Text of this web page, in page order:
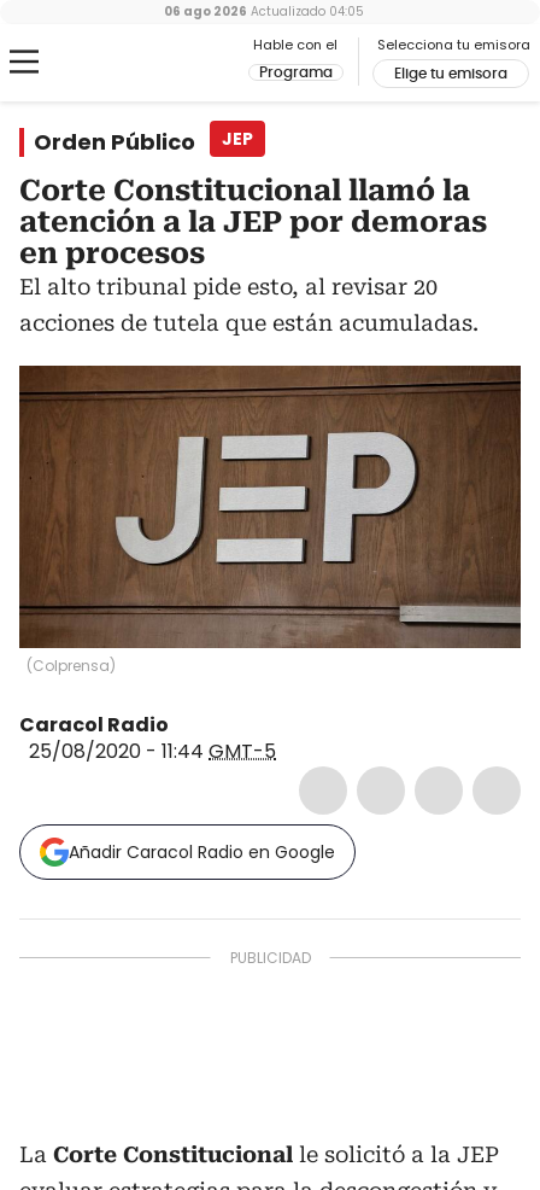
Hable con el
Programa
Selecciona tu emisora
Elige tu emisora
06 ago 2026 Actualizado 04:05
Orden Público JEP
Corte Constitucional llamó la
atención a la JEP por demoras
en procesos
El alto tribunal pide esto, al revisar 20
acciones de tutela que están acumuladas.
(Colprensa)
Caracol Radio
25/08/2020 - 11:44 GMT-5
Añadir Caracol Radio en Google
La Corte Constitucional le solicitó a la JEP